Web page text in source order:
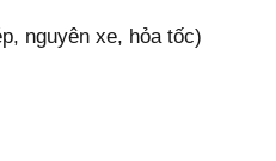
nguyên xe, hỏa tốc)